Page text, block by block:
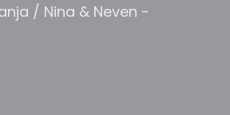
/ Nina & Neven -